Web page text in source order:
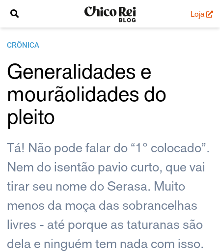
Loja
CRÔNICA
Generalidades e
mourãolidades do
pleito
Tá! Não pode falar do “1° colocado”.
Nem do isentão pavio curto, que vai
tirar seu nome do Serasa. Muito
menos da moça das sobrancelhas
livres - até porque as taturanas são
dela e ninguém tem nada com isso.